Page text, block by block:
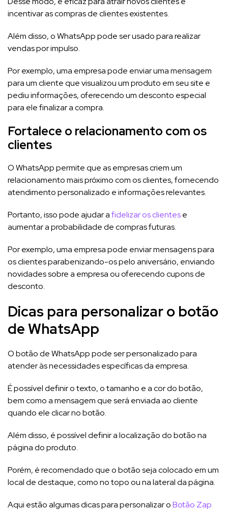
incentivar as compras de clientes existentes.
Além disso, o WhatsApp pode ser usado para realizar
vendas por impulso.
Por exemplo, uma empresa pode enviar uma mensagem
para um cliente que visualizou um produto em seu site e
pediu informações, oferecendo um desconto especial
para ele finalizar a compra.
Fortalece o relacionamento com os
clientes
O WhatsApp permite que as empresas criem um
relacionamento mais próximo com os clientes, fornecendo
atendimento personalizado e informações relevantes.
Portanto, isso pode ajudar afidelizar os clientese
aumentar a probabilidade de compras futuras.
Por exemplo, uma empresa pode enviar mensagens para
os clientes parabenizando-os pelo aniversário, enviando
novidades sobre a empresa ou oferecendo cupons de
desconto.
Dicas para personalizar o botão
de WhatsApp
O botão de WhatsApp pode ser personalizado para
atender às necessidades específicas da empresa.
É possível definir o texto, o tamanho e a cor do botão,
bem como a mensagem que será enviada ao cliente
quando ele clicar no botão.
Além disso, é possível definir a localização do botão na
página do produto.
Porém, é recomendado que o botão seja colocado em um
local de destaque, como no topo ou na lateral da página.
Aqui estão algumas dicas para personalizar oBotão Zap